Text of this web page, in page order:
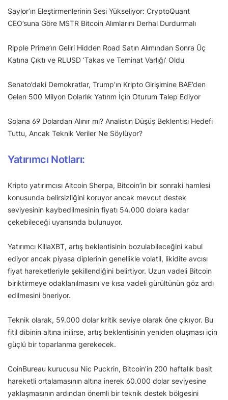
Saylor’ın Eleştirmenlerinin Sesi Yükseliyor: CryptoQuant
CEO’suna Göre MSTR Bitcoin Alımlarını Derhal Durdurmalı
Ripple Prime’ın Geliri Hidden Road Satın Alımından Sonra Üç
Katına Çıktı ve RLUSD ‘Takas ve Teminat Varlığı’ Oldu
Senato’daki Demokratlar, Trump’ın Kripto Girişimine BAE’den
Gelen 500 Milyon Dolarlık Yatırım İçin Oturum Talep Ediyor
Solana 69 Dolardan Alınır mı? Analistin Düşüş Beklentisi Hedefi
Tuttu, Ancak Teknik Veriler Ne Söylüyor?
Yatırımcı Notları:
Kripto yatırımcısı Altcoin Sherpa, Bitcoin’in bir sonraki hamlesi
konusunda belirsizliğini koruyor ancak mevcut destek
seviyesinin kaybedilmesinin fiyatı 54.000 dolara kadar
çekebileceği uyarısında bulunuyor.
Yatırımcı KillaXBT, artış beklentisinin bozulabileceğini kabul
ediyor ancak piyasa diplerinin genellikle volatil, likidite avcısı
fiyat hareketleriyle şekillendiğini belirtiyor. Uzun vadeli Bitcoin
biriktirmeye odaklanılmasını ve kısa vadeli gürültünün göz ardı
edilmesini öneriyor.
Teknik olarak, 59.000 dolar kritik seviye olarak öne çıkıyor. Bu
fitil dibinin altına inilirse, artış beklentisinin yeniden oluşması için
güçlü bir toparlanma gerekecek.
CoinBureau kurucusu Nic Puckrin, Bitcoin’in 200 haftalık basit
hareketli ortalamasının altına inerek 60.000 dolar seviyesine
yaklaşmasının ardından önemli bir teknik destek bölgesini